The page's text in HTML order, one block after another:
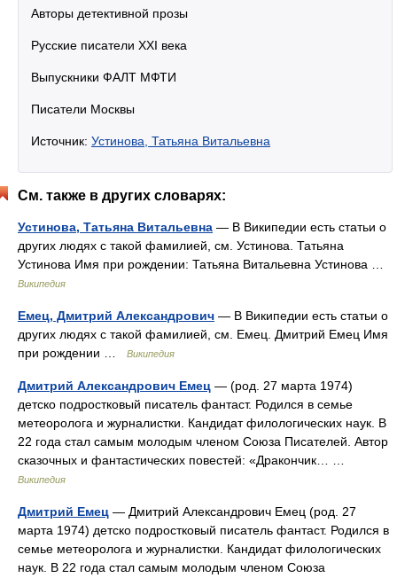
Авторы детективной прозы
Русские писатели XXI века
Выпускники ФАЛТ МФТИ
Писатели Москвы
Источник: Устинова, Татьяна Витальевна
См. также в других словарях:
Устинова, Татьяна Витальевна — В Википедии есть статьи о
других людях с такой фамилией, см. Устинова. Татьяна
Устинова Имя при рождении: Татьяна Витальевна Устинова …
Википедия
Емец, Дмитрий Александрович — В Википедии есть статьи о
других людях с такой фамилией, см. Емец. Дмитрий Емец Имя
при рождении …
Википедия
Дмитрий Александрович Емец — (род. 27 марта 1974)
детско подростковый писатель фантаст. Родился в семье
метеоролога и журналистки. Кандидат филологических наук. В
22 года стал самым молодым членом Союза Писателей. Автор
сказочных и фантастических повестей: «Дракончик… …
Википедия
Дмитрий Емец — Дмитрий Александрович Емец (род. 27
марта 1974) детско подростковый писатель фантаст. Родился в
семье метеоролога и журналистки. Кандидат филологических
наук. В 22 года стал самым молодым членом Союза